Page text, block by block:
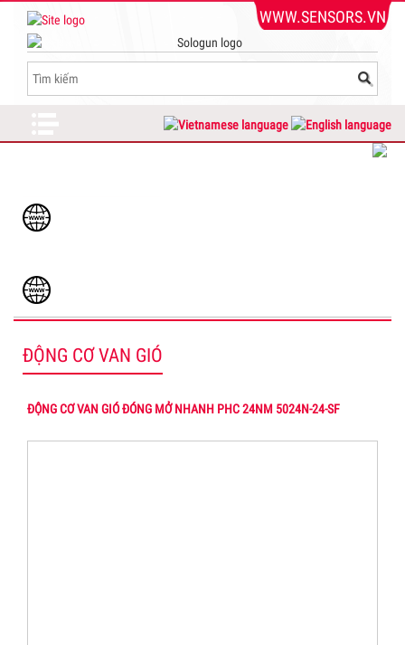
WWW.SENSORS.VN
ĐỘNG CƠ VAN GIÓ
ĐỘNG CƠ VAN GIÓ ĐÓNG MỞ NHANH PHC 24NM 5024N-24-SF